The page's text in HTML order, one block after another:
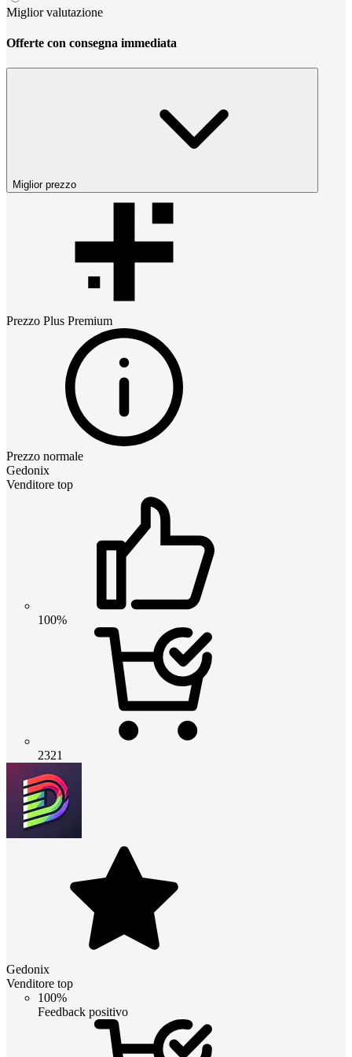
Miglior valutazione
Offerte con consegna immediata
Miglior prezzo
Prezzo Plus Premium
Prezzo normale
Gedonix
Venditore top
100%
2321
Gedonix
Venditore top
100%
Feedback positivo